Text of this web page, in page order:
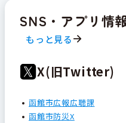
SNS・アプリ情
もっと見る
X(旧Twitter)
函館市広報広聴課
函館市防災X